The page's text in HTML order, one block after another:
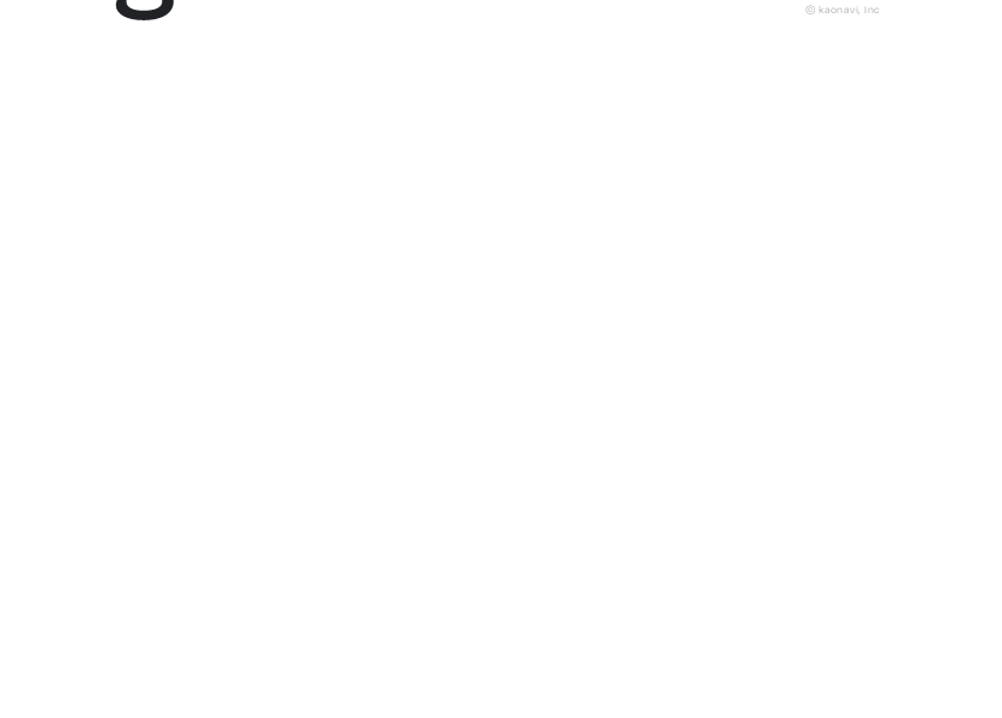
© kaonavi, Inc